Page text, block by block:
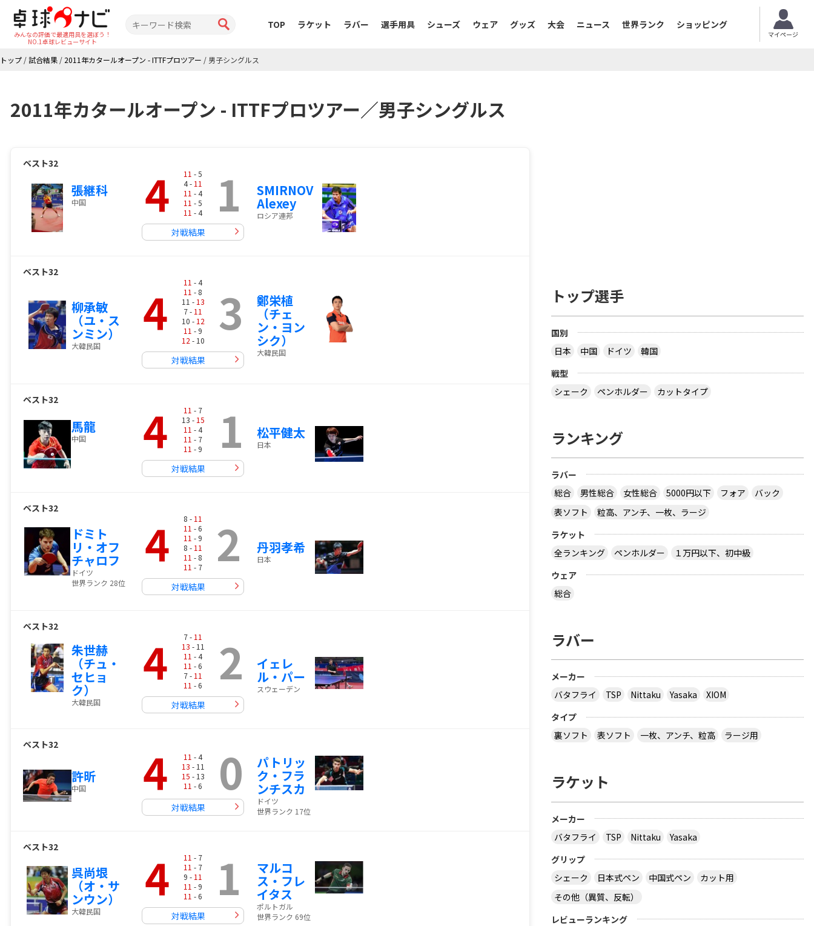
みんなの評価で最適用具を選ぼう！
NO.1卓球レビューサイト
TOP ラケット ラバー 選手用具 シューズ ウェア グッズ 大会 ニュース 世界ランク ショッピング
マイページ
トップ /試合結果 / 2011年カタールオープン - ITTFプロツアー / 男子シングルス
2011年カタールオープン - ITTFプロツアー／男子シングルス
ベスト32
張継科
中国 4 11 - 5
4 - 11
11 - 4
11 - 5
11 - 4 1
対戦結果
SMIRNOV
Alexey
ロシア連邦
ベスト32
柳承敏
（ユ・ス
ンミン）
大韓民国
4 11 - 4
11 - 8
11 - 13
7 - 11
10 - 12
11 - 9
12 - 10 3
対戦結果
鄭栄植
（チェ
ン・ヨン
シク）
大韓民国
ベスト32
馬龍
中国 4 11 - 7
13 - 15
11 - 4
11 - 7
11 - 9 1
対戦結果
松平健太
日本
ベスト32
ドミト
リ・オフ
チャロフ
ドイツ
世界ランク 28位
4 8 - 11
11 - 6
11 - 9
8 - 11
11 - 8
11 - 7 2
対戦結果
丹羽孝希
日本
ベスト32
朱世赫
（チュ・
セヒョ
ク）
大韓民国
4 7 - 11
13 - 11
11 - 4
11 - 6
7 - 11
11 - 6 2
対戦結果
イェレ
ル・パー
スウェーデン
ベスト32
許昕
中国 4 11 - 4
13 - 11
15 - 13
11 - 6 0
対戦結果
パトリッ
ク・フラ
ンチスカ
ドイツ
世界ランク 17位
ベスト32
呉尚垠
（オ・サ
ンウン）
大韓民国
4 11 - 7
11 - 7
9 - 11
11 - 9
11 - 6 1
対戦結果
マルコ
ス・フレ
イタス
ポルトガル
世界ランク 69位
トップ選手
国別
日本
中国 ドイツ
韓国
戦型
シェーク
ペンホルダー カットタイプ
ランキング
ラバー
総合
男性総合 女性総合 5000円以下 フォア
バック
表ソフト
粒高、アンチ、一枚、ラージ
ラケット
全ランキング
ペンホルダー
１万円以下、初中級
ウェア
総合
ラバー
メーカー
バタフライ
TSP Nittaku Yasaka
XIOM
タイプ
裏ソフト
表ソフト 一枚、アンチ、粒高 ラージ用
ラケット
メーカー
バタフライ
TSP Nittaku
Yasaka
グリップ
シェーク
日本式ペン 中国式ペン
カット用
その他（異質、反転）
レビューランキング